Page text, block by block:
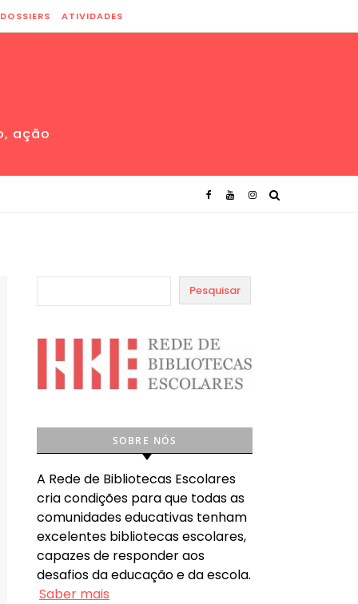
DOSSIERS ATIVIDADES
ação
Pesquisar
SOBRE NÓS
A Rede de Bibliotecas Escolares
cria condições para que todas as
comunidades educativas tenham
excelentes bibliotecas escolares,
capazes de responder aos
desafios da educação e da escola.
Saber mais